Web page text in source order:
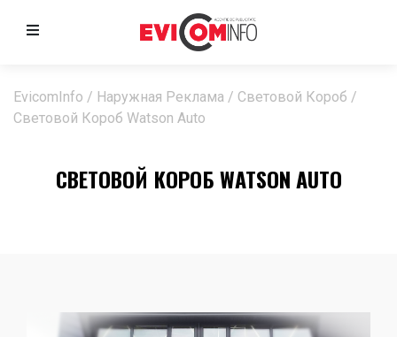
EvicomInfo / Наружная Реклама / Световой Короб /
Световой Короб Watson Auto
СВЕТОВОЙ КОРОБ WATSON AUTO